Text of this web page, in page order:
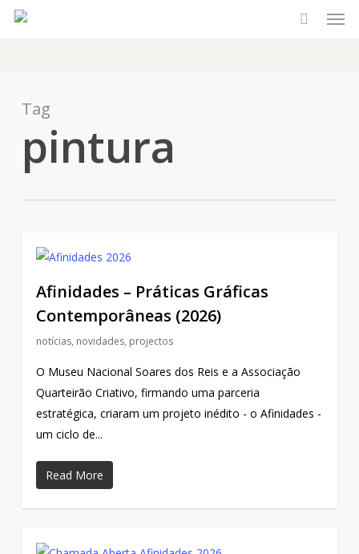
Skip
Tag
pintura
Afinidades – Práticas Gráficas
Contemporâneas (2026)
notícias, novidades, projectos
O Museu Nacional Soares dos Reis e a Associação
Quarteirão Criativo, firmando uma parceria
estratégica, criaram um projeto inédito - o Afinidades -
um ciclo de...
Read More